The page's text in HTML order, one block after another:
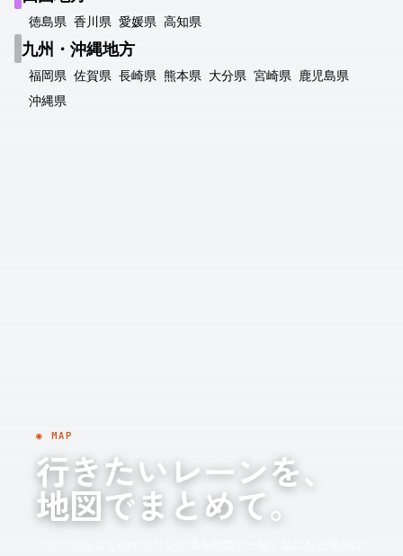
徳島県 香川県 愛媛県 高知県
九州・沖縄地方
福岡県 佐賀県 長崎県 熊本県 大分県 宮崎県 鹿児島県
沖縄県
◉ MAP
行きたいレーンを、
地図でまとめて。